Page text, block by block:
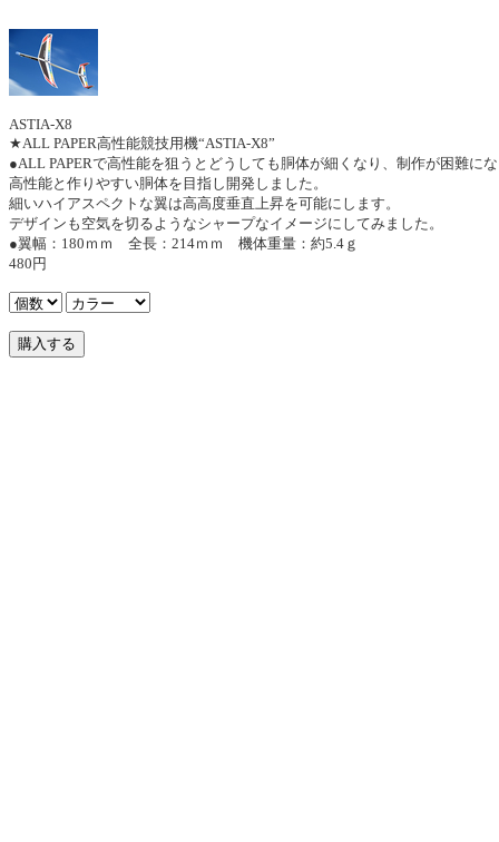
ASTIA-X8
★ALL PAPER高性能競技用機“ASTIA-X8”
●ALL PAPERで高性能を狙うとどうしても胴体が細くなり、制作が困難に
高性能と作りやすい胴体を目指し開発しました。
細いハイアスペクトな翼は高高度垂直上昇を可能にします。
デザインも空気を切るようなシャープなイメージにしてみました。
●翼幅：180ｍｍ 全長：214ｍｍ 機体重量：約5.4ｇ
480円